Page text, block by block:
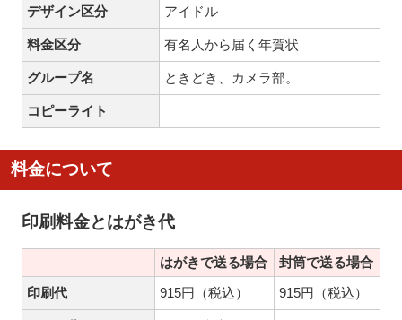
デザイン区分 アイドル
料金区分 有名人から届く年賀状
グループ名 ときどき、カメラ部。
コピーライト
料金について
印刷料金とはがき代
はがきで送る場合
封筒で送る場合
印刷代
915円（税込） 915円（税込）